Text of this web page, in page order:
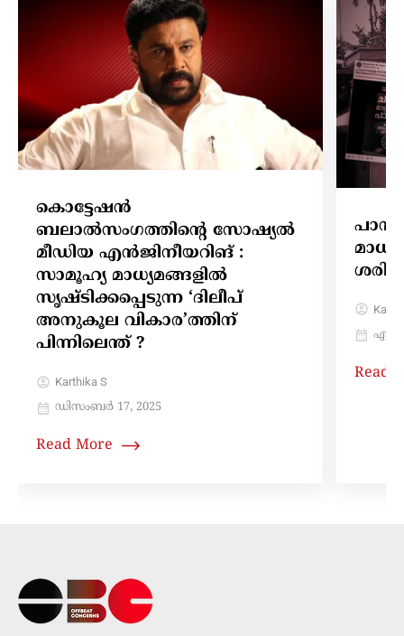
കൊട്ടേഷൻ
ബലാൽസംഗത്തിന്റെ സോഷ്യൽ
മീഡിയ എൻജിനീയറിങ് :
സാമൂഹ്യ മാധ്യമങ്ങളിൽ
സൃഷ്ടിക്കപ്പെടുന്ന ‘ദിലീപ്
അനുകൂല വികാര’ത്തിന്
പിന്നിലെന്ത് ?
Karthika S
ഡിസംബർ 17, 2025
Read More
Read